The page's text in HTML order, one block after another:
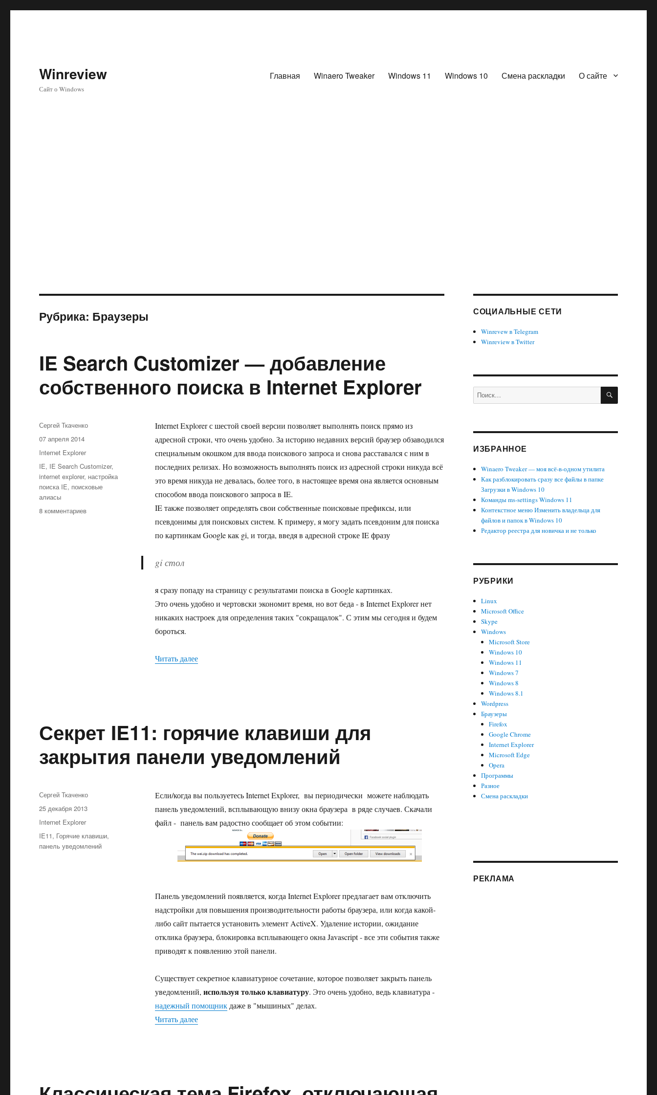
Winreview
Сайт о Windows
Главная Winaero Tweaker Windows 11 Windows 10 Смена раскладки О сайте
Рубрика: Браузеры
IE Search Customizer — добавление
собственного поиска в Internet Explorer
Internet Explorer с шестой своей версии позволяет выполнять поиск прямо из
адресной строки, что очень удобно. За историю недавних версий браузер обзаводился
специальным окошком для ввода поискового запроса и снова расставался с ним в
последних релизах. Но возможность выполнять поиск из адресной строки никуда всё
это время никуда не девалась, более того, в настоящее время она является основным
способом ввода поискового запроса в IE.
IE также позволяет определять свои собственные поисковые префиксы, или
псевдонимы для поисковых систем. К примеру, я могу задать псевдоним для поиска
по картинкам Google как gi, и тогда, введя в адресной строке IE фразу
gi стол
я сразу попаду на страницу с результатами поиска в Google картинках.
Это очень удобно и чертовски экономит время, но вот беда - в Internet Explorer нет
никаких настроек для определения таких "сокращалок". С этим мы сегодня и будем
бороться.
Читать далее«IE Search Customizer — добавление собственного поиска в Internet Explorer»
Автор
Сергей Ткаченко
Опубликовано
07 апреля 2014
Рубрики
Internet Explorer
Метки
IE, IE Search Customizer,
internet explorer, настройка
поиска IE, поисковые
алиасы
8 комментариевк
Секрет IE11: горячие клавиши для
закрытия панели уведомлений
Если/когда вы пользуетесь Internet Explorer, вы периодически можете наблюдать
панель уведомлений, всплывающую внизу окна браузера в ряде случаев. Скачали
файл - панель вам радостно сообщает об этом событии:
Панель уведомлений появляется, когда Internet Explorer предлагает вам отключить
надстройки для повышения производительности работы браузера, или когда какой-
либо сайт пытается установить элемент ActiveX. Удаление истории, ожидание
отклика браузера, блокировка всплывающего окна Javascript - все эти события также
приводят к появлению этой панели.
Существует секретное клавиатурное сочетание, которое позволяет закрыть панель
уведомлений, используя только клавиатуру. Это очень удобно, ведь клавиатура -
надежный помощникдаже в "мышиных" делах.
Читать далее«Секрет IE11: горячие клавиши для закрытия панели уведомлений»
Автор
Сергей Ткаченко
Опубликовано
25 декабря 2013
Рубрики
Internet Explorer
Метки
IE11, Горячие клавиши,
панель уведомлений
СОЦИАЛЬНЫЕ СЕТИ
Winrevew в Telegram
Winreview в Twitter
Искать: ПОИСК
ИЗБРАННОЕ
Winaero Tweaker — моя всё-в-одном утилита
Как разблокировать сразу все файлы в папке
Загрузки в Windows 10
Команды ms-settings Windows 11
Контекстное меню Изменить владельца для
файлов и папок в Windows 10
Редактор реестра для новичка и не только
РУБРИКИ
Linux
Microsoft Office
Skype
Windows
Microsoft Store
Windows 10
Windows 11
Windows 7
Windows 8
Windows 8.1
Wordpress
Браузеры
Firefox
Google Chrome
Internet Explorer
Microsoft Edge
Opera
Программы
Разное
Смена раскладки
РЕКЛАМА